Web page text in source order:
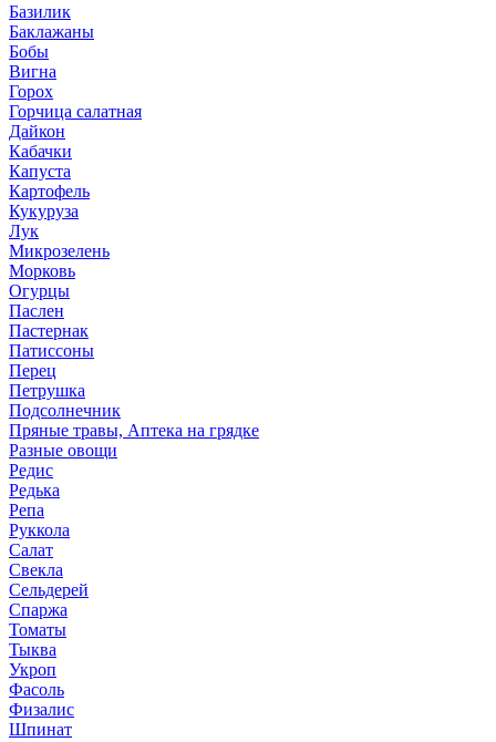
Базилик
Баклажаны
Бобы
Вигна
Горох
Горчица салатная
Дайкон
Кабачки
Капуста
Картофель
Кукуруза
Лук
Микрозелень
Морковь
Огурцы
Паслен
Пастернак
Патиссоны
Перец
Петрушка
Подсолнечник
Пряные травы, Аптека на грядке
Разные овощи
Редис
Редька
Репа
Руккола
Салат
Свекла
Сельдерей
Спаржа
Томаты
Тыква
Укроп
Фасоль
Физалис
Шпинат